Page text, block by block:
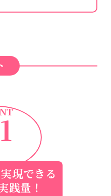
現できる
践量！